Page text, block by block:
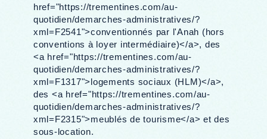
href="https://trementines.com/au-
quotidien/demarches-administratives/?
xml=F2541">conventionnés par l'Anah (hors
conventions à loyer intermédiaire)</a>, des
<a href="https://trementines.com/au-
quotidien/demarches-administratives/?
xml=F1317">logements sociaux (HLM)</a>,
des <a href="https://trementines.com/au-
quotidien/demarches-administratives/?
xml=F2315">meublés de tourisme</a> et des
sous-location.